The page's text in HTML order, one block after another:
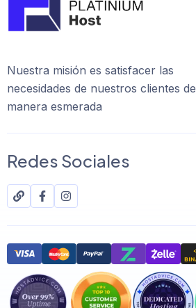
Nuestra misión es satisfacer las
necesidades de nuestros clientes de
manera esmerada
Redes Sociales